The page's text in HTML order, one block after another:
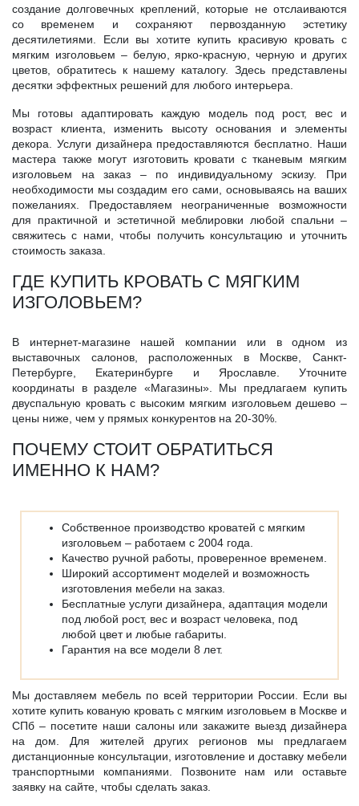
создание долговечных креплений, которые не отслаиваются
со временем и сохраняют первозданную эстетику
десятилетиями. Если вы хотите купить красивую кровать с
мягким изголовьем – белую, ярко-красную, черную и других
цветов, обратитесь к нашему каталогу. Здесь представлены
десятки эффектных решений для любого интерьера.
Мы готовы адаптировать каждую модель под рост, вес и
возраст клиента, изменить высоту основания и элементы
декора. Услуги дизайнера предоставляются бесплатно. Наши
мастера также могут изготовить кровати с тканевым мягким
изголовьем на заказ – по индивидуальному эскизу. При
необходимости мы создадим его сами, основываясь на ваших
пожеланиях. Предоставляем неограниченные возможности
для практичной и эстетичной меблировки любой спальни –
свяжитесь с нами, чтобы получить консультацию и уточнить
стоимость заказа.
ГДЕ КУПИТЬ КРОВАТЬ С МЯГКИМ
ИЗГОЛОВЬЕМ?
В интернет-магазине нашей компании или в одном из
выставочных салонов, расположенных в Москве, Санкт-
Петербурге, Екатеринбурге и Ярославле. Уточните
координаты в разделе «Магазины». Мы предлагаем купить
двуспальную кровать с высоким мягким изголовьем дешево –
цены ниже, чем у прямых конкурентов на 20-30%.
ПОЧЕМУ СТОИТ ОБРАТИТЬСЯ
ИМЕННО К НАМ?
Собственное производство кроватей с мягким
изголовьем – работаем с 2004 года.
Качество ручной работы, проверенное временем.
Широкий ассортимент моделей и возможность
изготовления мебели на заказ.
Бесплатные услуги дизайнера, адаптация модели
под любой рост, вес и возраст человека, под
любой цвет и любые габариты.
Гарантия на все модели 8 лет.
Мы доставляем мебель по всей территории России. Если вы
хотите купить кованую кровать с мягким изголовьем в Москве и
СПб – посетите наши салоны или закажите выезд дизайнера
на дом. Для жителей других регионов мы предлагаем
дистанционные консультации, изготовление и доставку мебели
транспортными компаниями. Позвоните нам или оставьте
заявку на сайте, чтобы сделать заказ.